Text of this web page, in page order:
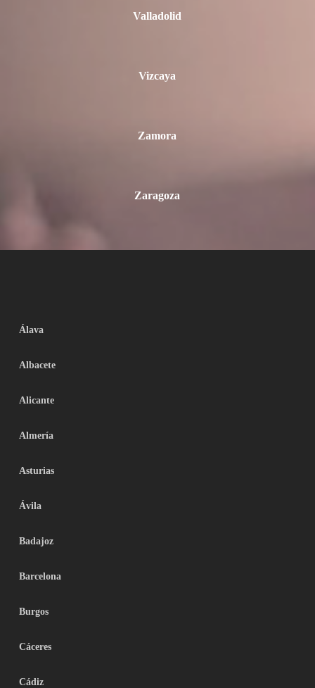
Valladolid
Vizcaya
Zamora
Zaragoza
Álava
Albacete
Alicante
Almería
Asturias
Ávila
Badajoz
Barcelona
Burgos
Cáceres
Cádiz